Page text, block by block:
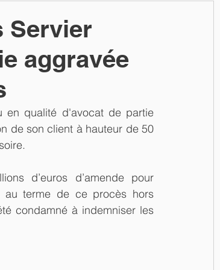
Servier
aggravée
en qualité d'avocat de partie
de son client à hauteur de 50
d’euros d’amende pour
au terme de ce procès hors
condamné à indemniser les